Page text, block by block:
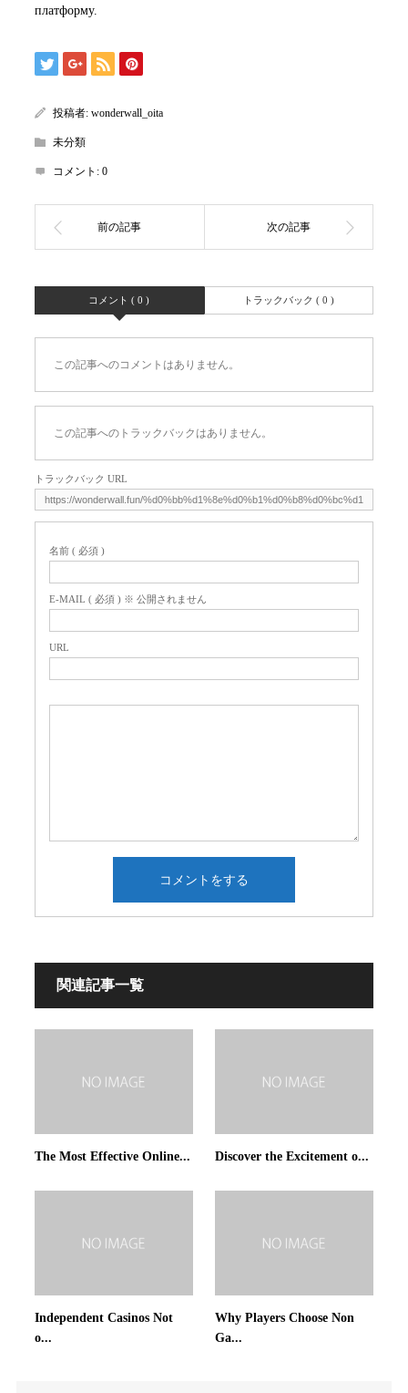
платформу.
投稿者: wonderwall_oita
未分類
コメント: 0
コメント ( 0 ) トラックバック ( 0 )
この記事へのコメントはありません。
この記事へのトラックバックはありません。
トラックバック URL
名前 ( 必須 )
E-MAIL ( 必須 ) ※ 公開されません
URL
関連記事一覧
The Most Effective Online... Discover the Excitement o...
Independent Casinos Not
o...
Why Players Choose Non
Ga...